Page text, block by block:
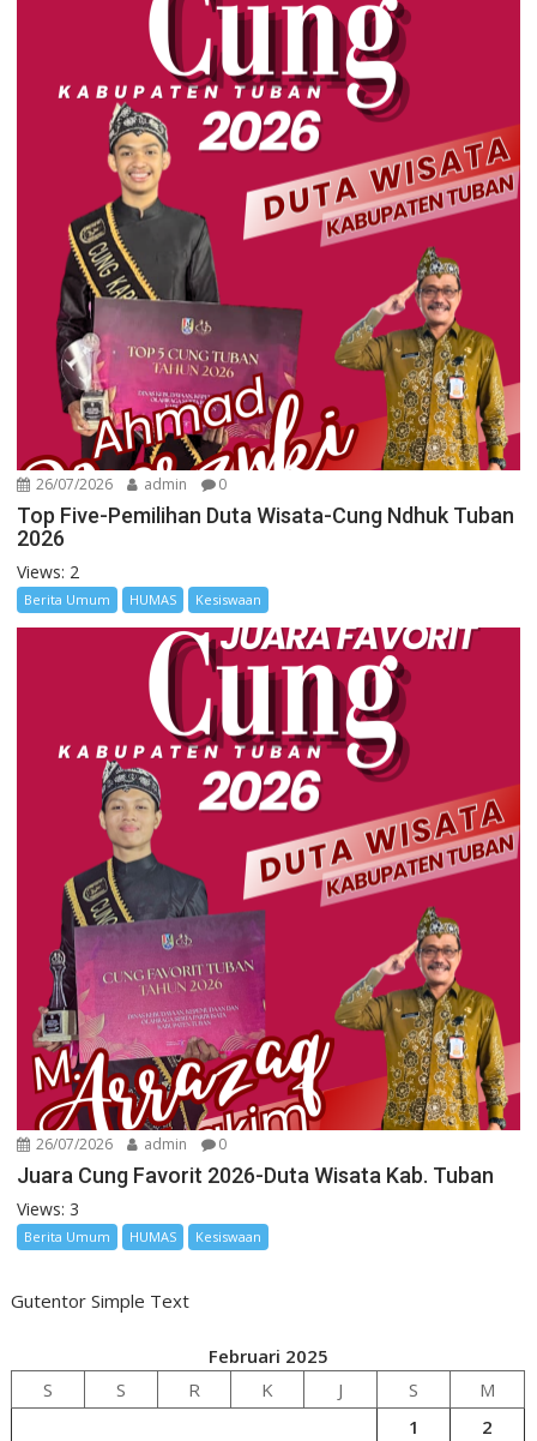
26/07/2026 admin 0
Top Five-Pemilihan Duta Wisata-Cung Ndhuk Tuban
2026
Views: 2
Berita Umum HUMAS Kesiswaan
26/07/2026 admin 0
Juara Cung Favorit 2026-Duta Wisata Kab. Tuban
Views: 3
Berita Umum HUMAS Kesiswaan
Gutentor Simple Text
Februari 2025
S
S R K J S
M
1
2